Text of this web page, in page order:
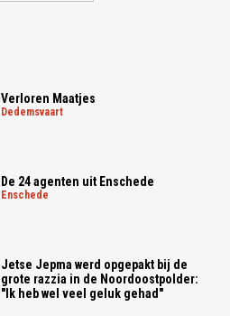
Verloren Maatjes
dedemsvaart
De 24 agenten uit Enschede
enschede
Jetse Jepma werd opgepakt bij de
grote razzia in de Noordoostpolder:
"Ik heb wel veel geluk gehad"